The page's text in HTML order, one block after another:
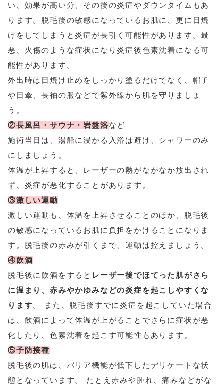
い、効果が高い分、その後の炎症やダウンタイムもあ
ります。脱毛後の敏感になっているお肌に、更に日焼
けをしてしまうと炎症が長引く可能性があります。最
悪、火傷のような症状になり炎症後色素沈着になる可
能性があります。
外出時は日焼け止めをしっかり塗るだけでなく、帽子
や日傘、長袖の服などで紫外線から肌を守りましょ
う。
②長風呂・サウナ・岩盤浴など
施術当日は、湯船に浸かる入浴は避け、シャワーのみ
にしましょう。
体温が上昇すると、レーザーの熱がなかなか放出され
ず、炎症が悪化することがあります。
③激しい運動
激しい運動も、体温を上昇させることのほか、脱毛後
の敏感になっているお肌に負担をかけることになりま
す。脱毛後の赤みが引くまで、運動は控えましょう。
④飲酒
脱毛後に飲酒をすると レーザー後でほてった肌がさら
に温まり、赤みやかゆみなどの炎症を起こしやすくな
ります。 また、脱毛後すでに炎症を起こしていた場合
は、飲酒によって体温が上がることでさらに症状が悪
化したり、色素沈着を起こす可能性もあります。
⑤予防接種
脱毛後の肌は、バリア機能が低下したデリケートな状
態となっています。 たとえ赤みや腫れ、痛みなどがな